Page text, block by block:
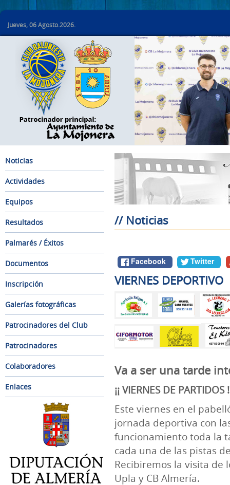
Jueves, 06 Agosto.2026.
Noticias
Actividades
Equipos
Resultados
Palmarés / Éxitos
Documentos
Inscripción
Galerías fotográficas
Patrocinadores del Club
Patrocinadores
Colaboradores
Enlaces
// Noticias
Facebook Twitter
VIERNES DEPORTIVO
Va a ser una tarde
¡¡ VIERNES DE PARTIDOS
Este viernes en el
jornada deportiva con
funcionamiento toda la
cada una de las pistas
Recibiremos la visita de
Upla y CB Almería.